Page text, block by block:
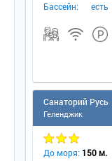
Бассейн:
есть
Санаторий Русь
Геленджик
До моря: 150 м.